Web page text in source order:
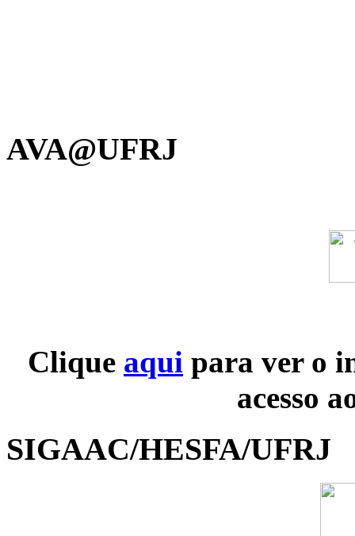
AVA@UFRJ
Clique aqui para ver o
acesso
SIGAAC/HESFA/UFRJ